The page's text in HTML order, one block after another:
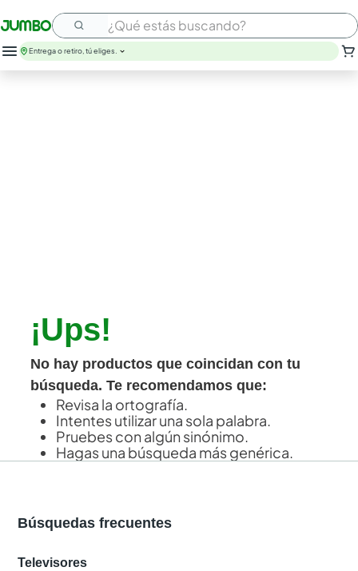
¿Qué estás buscando?
Entrega o retiro, tú eliges.
¡Ups!
No hay productos que coincidan con tu
búsqueda. Te recomendamos que:
Revisa la ortografía.
Intentes utilizar una sola palabra.
Pruebes con algún sinónimo.
Hagas una búsqueda más genérica.
Búsquedas frecuentes
Televisores